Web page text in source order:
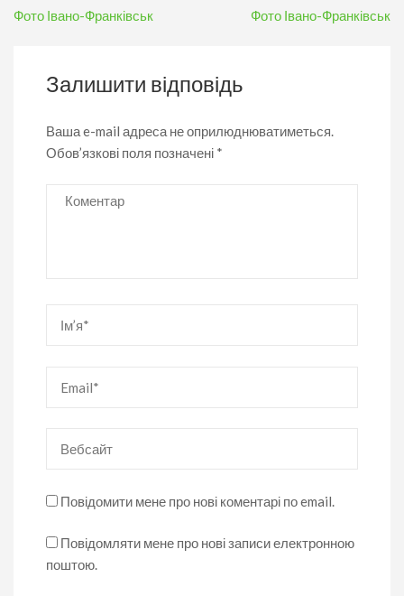
Навігація
Фото Івано-Франківськ Фото Івано-Франківськ
Залишити відповідь
Ваша e-mail адреса не оприлюднюватиметься.
Обов’язкові поля позначені *
Коментар
Повідомити мене про нові коментарі по email.
Повідомляти мене про нові записи електронною
поштою.